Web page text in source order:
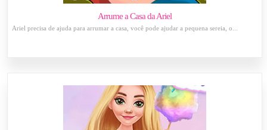
Arrume a Casa da Ariel
Ariel precisa de ajuda para arrumar a casa, você pode ajudar a pequena sereia, o...